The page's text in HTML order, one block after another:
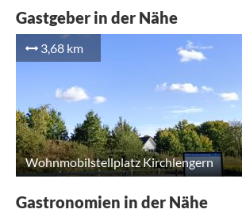
Gastgeber in der Nähe
3,68 km
Wohnmobilstellplatz Kirchlengern
Gastronomien in der Nähe